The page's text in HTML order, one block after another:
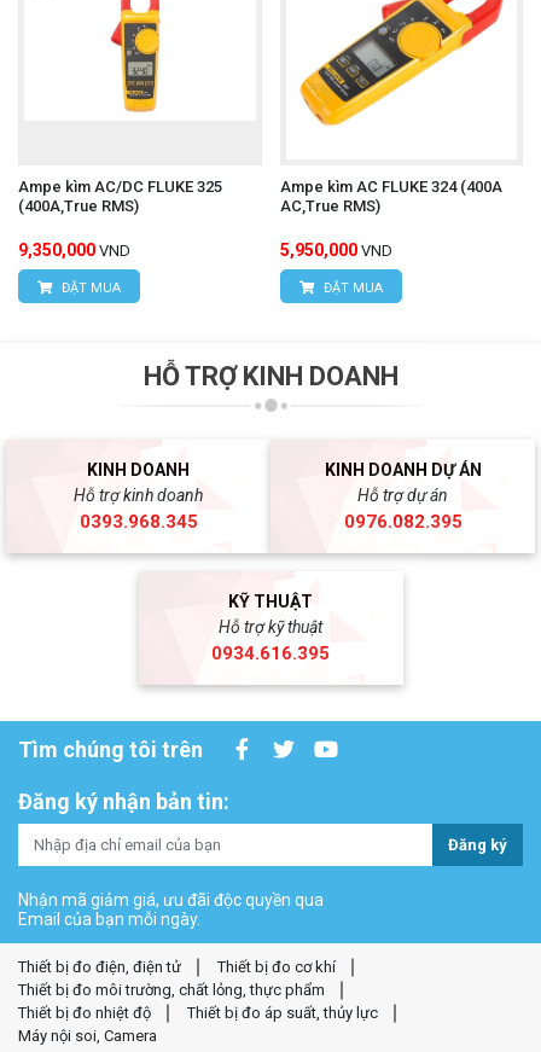
Ampe kìm AC/DC FLUKE 325
(400A,True RMS)
9,350,000 VND
ĐẶT MUA
Ampe kìm AC FLUKE 324 (400A
AC,True RMS)
5,950,000 VND
ĐẶT MUA
HỖ TRỢ KINH DOANH
KINH DOANH
Hỗ trợ kinh doanh
0393.968.345
KINH DOANH DỰ ÁN
Hỗ trợ dự án
0976.082.395
KỸ THUẬT
Hỗ trợ kỹ thuật
0934.616.395
Tìm chúng tôi trên
Đăng ký nhận bản tin:
Đăng ký
Nhận mã giảm giá, ưu đãi độc quyền qua
Email của bạn mỗi ngày.
Thiết bị đo điện, điện tử
Thiết bị đo cơ khí
Thiết bị đo môi trường, chất lỏng, thực phẩm
Thiết bị đo nhiệt độ
Thiết bị đo áp suất, thủy lực
Máy nội soi, Camera